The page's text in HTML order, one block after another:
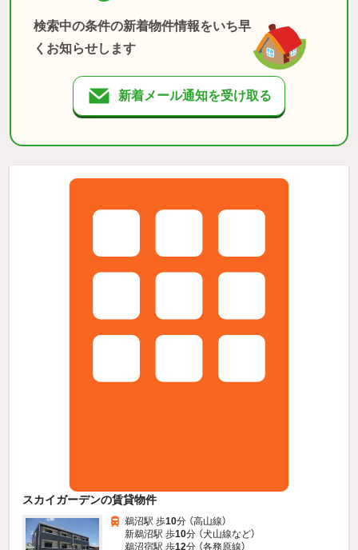
検索中の条件の新着物件情報をいち早
くお知らせします
新着メール通知を受け取る
スカイガーデンの賃貸物件
鵜沼駅 歩10分 （高山線）
新鵜沼駅 歩10分 （犬山線など）
鵜沼宿駅 歩12分 （各務原線）